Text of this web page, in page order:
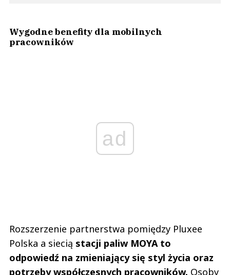
Wygodne benefity dla mobilnych
pracowników
ad
Rozszerzenie partnerstwa pomiędzy Pluxee
Polska a siecią stacji paliw MOYA to
odpowiedź na zmieniający się styl życia oraz
potrzeby współczesnych pracowników. Osoby